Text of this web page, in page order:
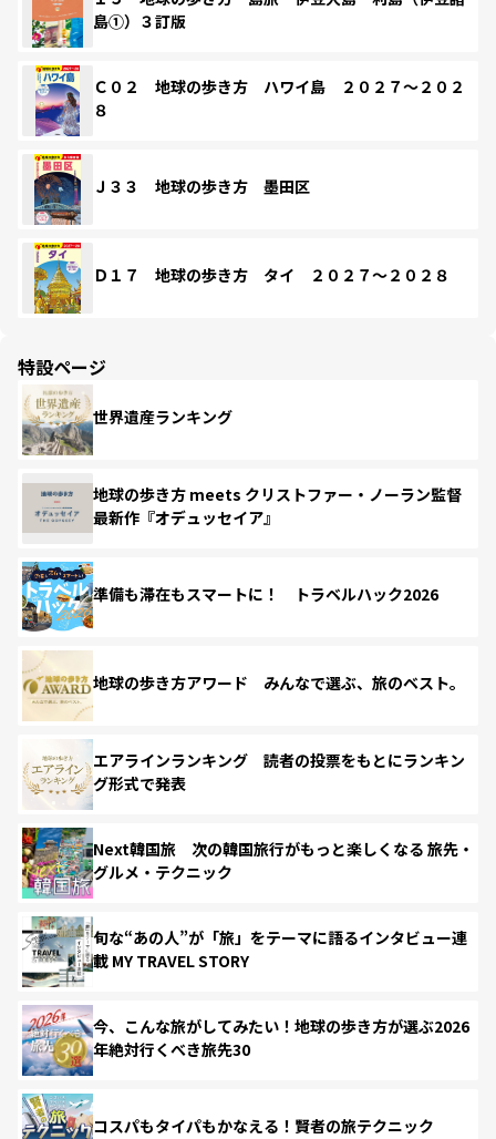
島①）３訂版
Ｃ０２ 地球の歩き方 ハワイ島 ２０２７～２０２
８
Ｊ３３ 地球の歩き方 墨田区
Ｄ１７ 地球の歩き方 タイ ２０２７～２０２８
特設ページ
世界遺産ランキング
地球の歩き方 meets クリストファー・ノーラン監督
最新作『オデュッセイア』
準備も滞在もスマートに！ トラベルハック2026
地球の歩き方アワード みんなで選ぶ、旅のベスト。
エアラインランキング 読者の投票をもとにランキン
グ形式で発表
Next韓国旅 次の韓国旅行がもっと楽しくなる 旅先・
グルメ・テクニック
旬な“あの人”が「旅」をテーマに語るインタビュー連
載 MY TRAVEL STORY
今、こんな旅がしてみたい！地球の歩き方が選ぶ2026
年絶対行くべき旅先30
コスパもタイパもかなえる！賢者の旅テクニック